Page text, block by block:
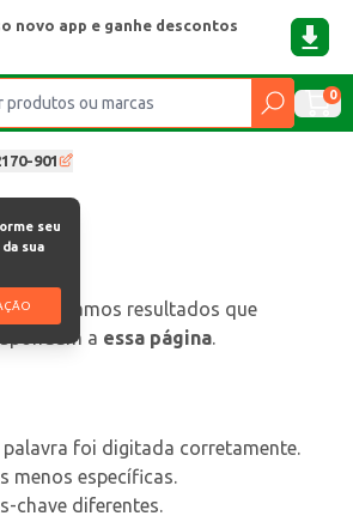
novo app e ganhe descontos
0
901
seu
sua
encontramos resultados que
a essa página.
palavra foi digitada corretamente.
menos específicas.
chave diferentes.